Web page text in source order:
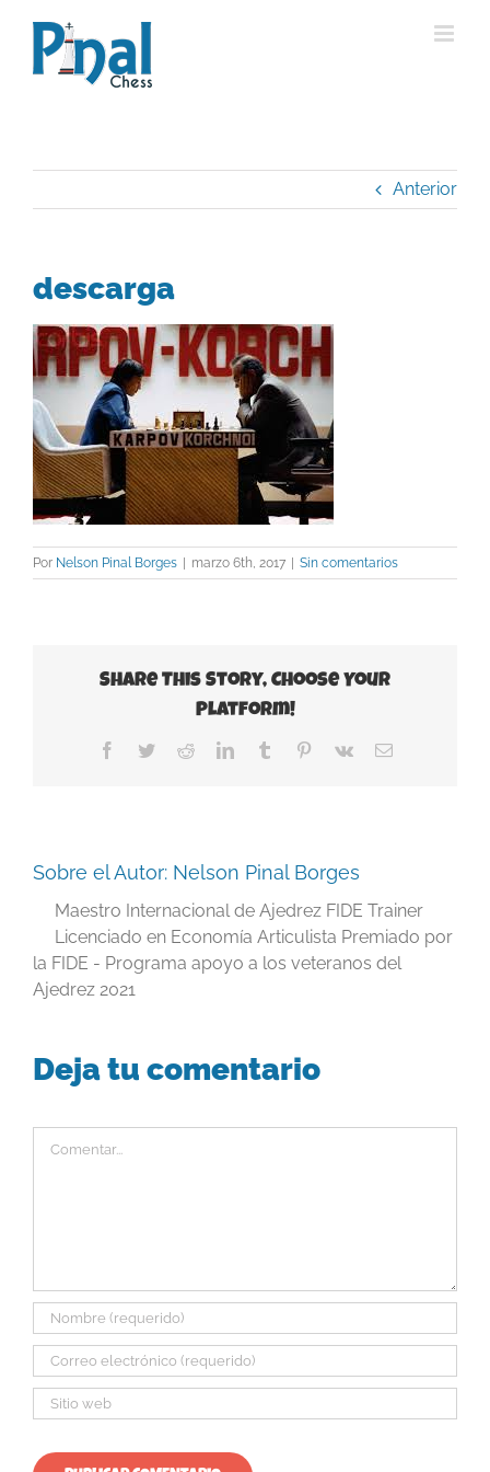
contenido
Anterior
descarga
Por Nelson Pinal Borges | marzo 6th, 2017 | Sin comentarios
Share This Story, Choose Your
Platform!
Facebook
TwitterRedditLinkedInTumblr Pinterest
Vk
Correo
Sobre el Autor: Nelson Pinal Borges
Maestro Internacional de Ajedrez FIDE Trainer
Licenciado en Economía Articulista Premiado por
la FIDE - Programa apoyo a los veteranos del
Ajedrez 2021
Deja tu comentario